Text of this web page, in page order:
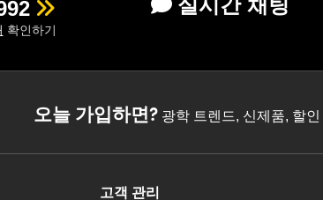
확인하기
오늘 가입하면?광학 트렌드, 신제품, 할
고객 관리